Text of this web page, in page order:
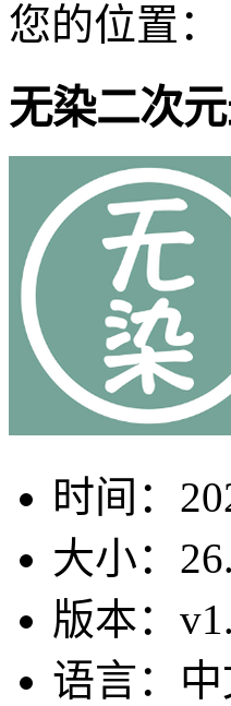
您的位置：
无染二次
时间：
大小：
版本：
语言：